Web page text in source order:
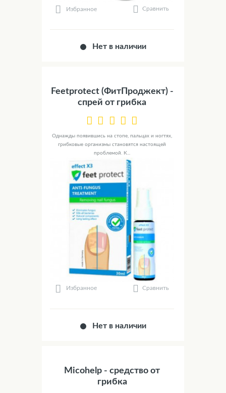
Избранное Сравнить
Нет в наличии
Feetprotect (ФитПроджект) -
спрей от грибка
Однажды появившись на стопе, пальцах и ногтях,
грибковые организмы становятся настоящей
проблемой. К...
Избранное Сравнить
Нет в наличии
Micohelp - средство от
грибка